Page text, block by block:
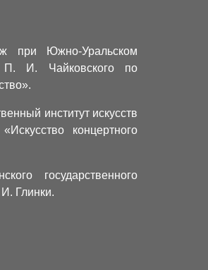
при Южно-Уральском
П. И. Чайковского по
институт искусств
концертного
государственного
Глинки.